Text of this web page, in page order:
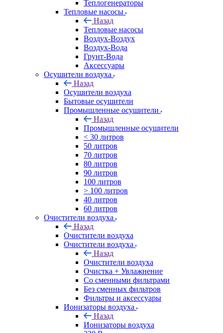
Теплогенераторы
Тепловые насосы
Назад
Тепловые насосы
Воздух-Воздух
Воздух-Вода
Грунт-Вода
Аксессуары
Осушители воздуха
Назад
Осушители воздуха
Бытовые осушители
Промышленные осушители
Назад
Промышленные осушители
< 30 литров
50 литров
70 литров
80 литров
90 литров
100 литров
> 100 литров
40 литров
60 литров
Очистители воздуха
Назад
Очистители воздуха
Очистители воздуха
Назад
Очистители воздуха
Очистка + Увлажнение
Cо сменными фильтрами
Без сменных фильтров
Фильтры и аксессуары
Ионизаторы воздуха
Назад
Ионизаторы воздуха